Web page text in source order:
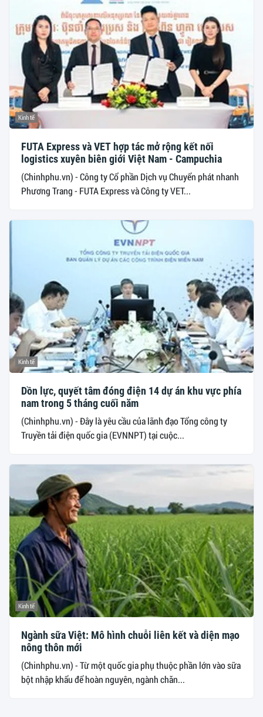
Kinh tế
FUTA Express và VET hợp tác mở rộng kết nối
logistics xuyên biên giới Việt Nam - Campuchia
(Chinhphu.vn) - Công ty Cổ phần Dịch vụ Chuyển phát nhanh
Phương Trang - FUTA Express và Công ty VET...
Kinh tế
Dồn lực, quyết tâm đóng điện 14 dự án khu vực phía
nam trong 5 tháng cuối năm
(Chinhphu.vn) - Đây là yêu cầu của lãnh đạo Tổng công ty
Truyền tải điện quốc gia (EVNNPT) tại cuộc...
Kinh tế
Ngành sữa Việt: Mô hình chuỗi liên kết và diện mạo
nông thôn mới
(Chinhphu.vn) - Từ một quốc gia phụ thuộc phần lớn vào sữa
bột nhập khẩu để hoàn nguyên, ngành chăn...